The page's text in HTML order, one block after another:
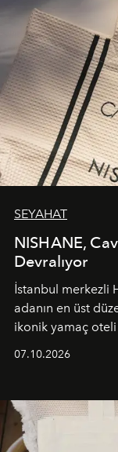
SEYAHAT
NISHANE,
Devralıyor
İstanbul merkezli
adanın en üst
ikonik yamaç
buluşturarak
sürükleyici ve
07.10.2026